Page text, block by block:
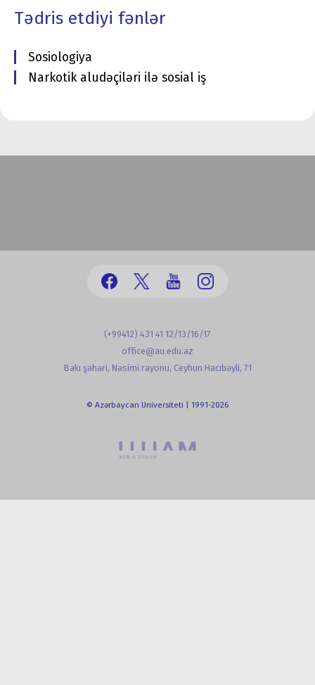
Tədris etdiyi fənlər
Sosiologiya
Narkotik aludəçiləri ilə sosial iş
(+99412) 431 41 12/13/16/17
office@au.edu.az
Bakı şəhəri, Nəsimi rayonu, Ceyhun Hacıbəyli, 71
© Azərbaycan Universiteti | 1991-2026
powered by